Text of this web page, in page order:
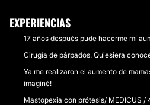
EXPERIENCIAS
17 años después pude hacerme mí
Cirugía de párpados. Quiesiera
Ya me realizaron el aumento de
imaginé!
Mastopexia con prótesis/ MEDICUS